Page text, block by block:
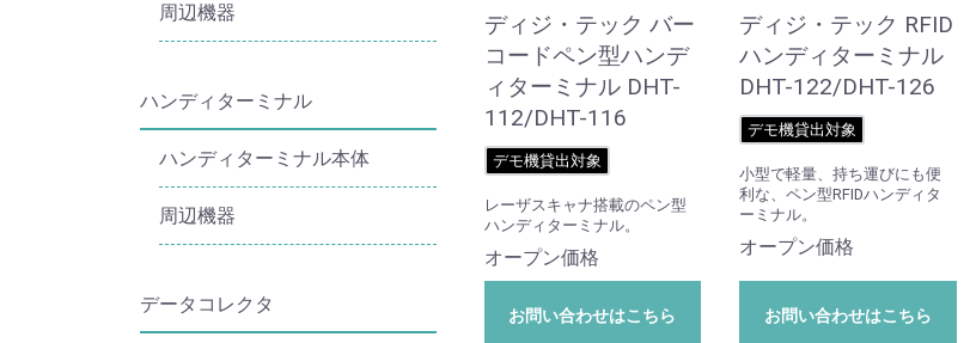
周辺機器
ハンディターミナル
ハンディターミナル本体
周辺機器
データコレクタ
ディジ・テック バー
コードペン型ハンデ
ィターミナル DHT-
112/DHT-116
デモ機貸出対象
レーザスキャナ搭載のペン型
ハンディターミナル。
オープン価格
お問い合わせはこちら
ディジ・テック RFID
ハンディターミナル
DHT-122/DHT-126
デモ機貸出対象
小型で軽量、持ち運びにも便
利な、ペン型RFIDハンディタ
ーミナル。
オープン価格
お問い合わせはこちら